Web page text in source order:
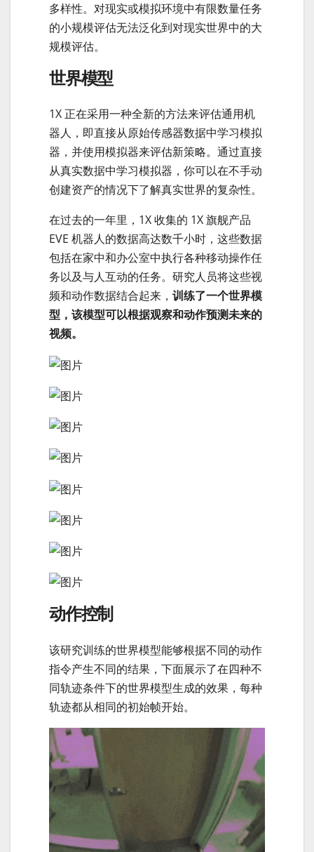
多样性。对现实或模拟环境中有限数量任务
的小规模评估无法泛化到对现实世界中的大
规模评估。
世界模型
1X 正在采用一种全新的方法来评估通用机
器人，即直接从原始传感器数据中学习模拟
器，并使用模拟器来评估新策略。通过直接
从真实数据中学习模拟器，你可以在不手动
创建资产的情况下了解真实世界的复杂性。
在过去的一年里，1X 收集的 1X 旗舰产品
EVE 机器人的数据高达数千小时，这些数据
包括在家中和办公室中执行各种移动操作任
务以及与人互动的任务。研究人员将这些视
频和动作数据结合起来， 训练了一个世界模
型，该模型可以根据观察和动作预测未来的
视频。
动作控制
该研究训练的世界模型能够根据不同的动作
指令产生不同的结果，下面展示了在四种不
同轨迹条件下的世界模型生成的效果，每种
轨迹都从相同的初始帧开始。